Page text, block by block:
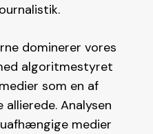
dominerer vores
algoritmestyret
som en af
Analysen
medier